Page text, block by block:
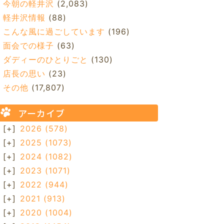
今朝の軽井沢 (2,083)
軽井沢情報 (88)
こんな風に過ごしています (196)
面会での様子 (63)
ダディーのひとりごと (130)
店長の思い (23)
その他 (17,807)
アーカイブ
[+] 2026 (578)
[+] 2025 (1073)
[+] 2024 (1082)
[+] 2023 (1071)
[+] 2022 (944)
[+] 2021 (913)
[+] 2020 (1004)